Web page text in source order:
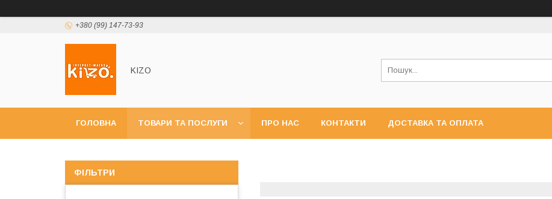
+380 (99) 147-73-93
KIZO
ГОЛОВНА ТОВАРИ ТА ПОСЛУГИ ПРО НАС КОНТАКТИ ДОСТАВКА ТА ОПЛАТА
ФІЛЬТРИ